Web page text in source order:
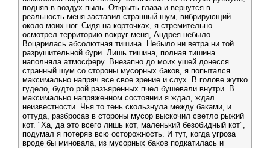
подняв в воздух пыль. Открыть глаза и вернутся в
реальность меня заставил странный шум, вибрирующий
около моих ног. Сидя на корточках, я стремительно
осмотрел территорию вокруг меня, Андрея небыло.
Воцарилась абсолютная тишина. Небыло ни ветра ни той
разрушительной бури. Лишь тишина, полная тишина
наполняла атмосферу. Внезапно до моих ушей донесся
странный шум со стороны мусорных баков, я попытался
максимально напряч все свое зрение и слух. В голове жутко
гудело, будто рой разъяренных пчел бушевали внутри. В
максимально напряженном состоянии я ждал, ждал
неизвестности. Чья то тень скользнула между баками, и
оттуда, разбросав в стороны мусор выскочил светло рыжий
кот. "Ха, да это всего лишь кот, маленький безобидный кот",
подумал я потеряв всю осторожность. И тут, когда угроза
вроде бы миновала, из мусорных баков подкатилась и